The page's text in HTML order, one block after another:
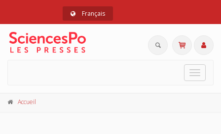
Français
Toggle
Accueil